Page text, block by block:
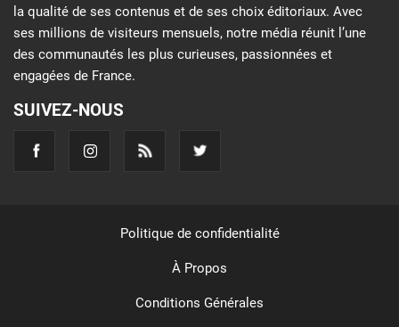
la qualité de ses contenus et de ses choix éditoriaux. Avec
ses millions de visiteurs mensuels, notre média réunit l’une
des communautés les plus curieuses, passionnées et
engagées de France.
SUIVEZ-NOUS
Politique de confidentialité
À Propos
Conditions Générales